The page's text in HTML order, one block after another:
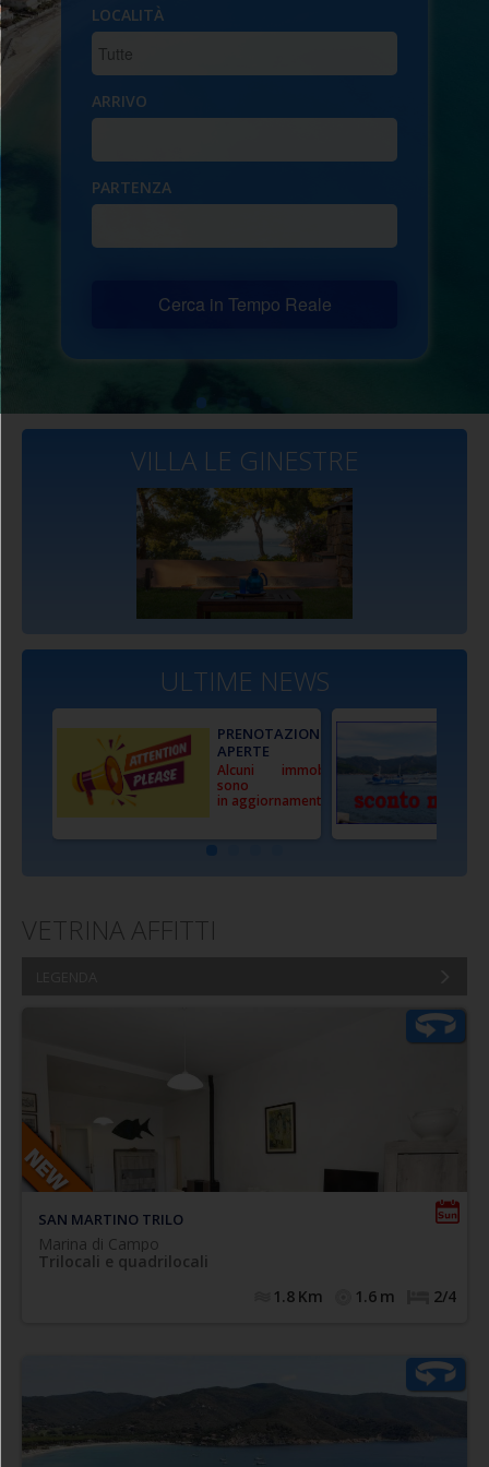
LOCALITÀ
ARRIVO
PARTENZA
Cerca in Tempo Reale
VILLA LE GINESTRE
ULTIME NEWS
PRENOTAZIONI
APERTE
Alcuni immobili
sono
in aggiornamento
VETRINA AFFITTI
SAN MARTINO TRILO
Marina di Campo
Trilocali e quadrilocali
2/4
1.6 m
1.8 Km
posto al primo piano con ingresso indipendente e
composto da spazioso soggiorno con accesso a balcone
privato con locale lavatrice, cucinotto finestrato (forno),
ampia camera matrimoniale (con accesso al balcone),
camera doppia (n.2 singoli eventualmente affiancabili),
bagno con box doccia, finestrato e completo di tutti i
sanitari.
Curatissimo trilocale
climatizzato
di
RISTRUTTURAZIONE e NUOVO ARREDO
internamente da soggiorno con angolo cottura (forno,